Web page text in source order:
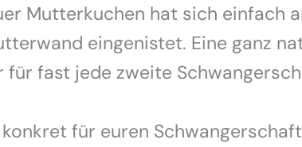
Mutterkuchen hat sich einfach
eingenistet. Eine ganz
für fast jede zweite
für euren